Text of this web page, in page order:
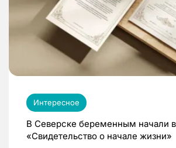
Интересное
В Северске беременным начали
«Свидетельство о начале жизни»